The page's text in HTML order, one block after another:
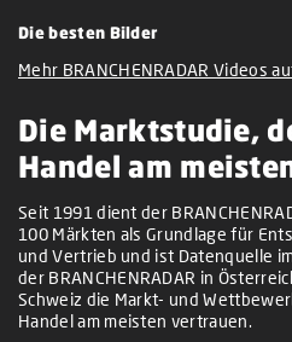
Die besten Bilder
Mehr BRANCHENRADAR Videos
Die Marktstudie,
Handel am
Seit 1991 dient der
100 Märkten als Grundlage für
und Vertrieb und ist Datenquelle
der BRANCHENRADAR in
Schweiz die Markt- und
Handel am meisten vertrauen.